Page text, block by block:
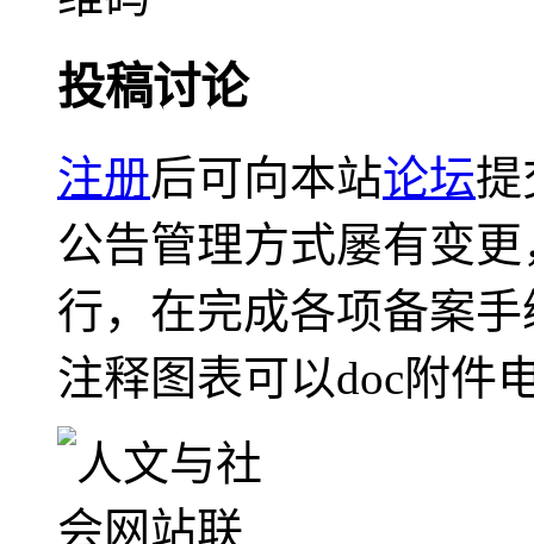
投稿讨论
注册后可向本站论坛提
公告管理方式屡有变
行，在完成各项备案
注释图表可以doc附件